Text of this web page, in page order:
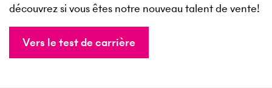
découvrez si vous êtes notre nouveau talent de vente!
Vers le test de carrière